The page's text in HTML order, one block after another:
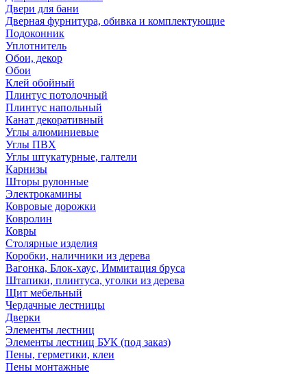
Двери для бани
Дверная фурнитура, обивка и комплектующие
Подоконник
Уплотнитель
Обои, декор
Обои
Клей обойный
Плинтус потолочный
Плинтус напольный
Канат декоративный
Углы алюминиевые
Углы ПВХ
Углы штукатурные, галтели
Карнизы
Шторы рулонные
Электрокамины
Ковровые дорожки
Ковролин
Ковры
Столярные изделия
Коробки, наличники из дерева
Вагонка, Блок-хаус, Иммитация бруса
Штапики, плинтуса, уголки из дерева
Щит мебельный
Чердачные лестницы
Дверки
Элементы лестниц
Элементы лестниц БУК (под заказ)
Пены, герметики, клеи
Пены монтажные